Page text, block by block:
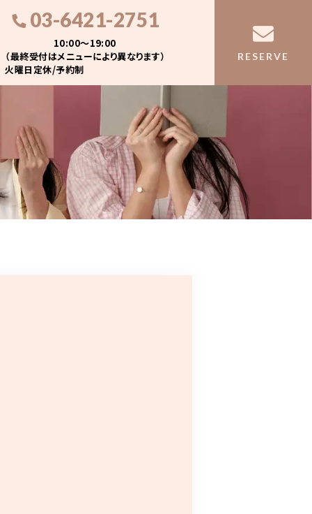
03-6421-2751
10:00〜19:00
（最終受付はメニューにより異なります）
火曜日定休/予約制
RESERVE